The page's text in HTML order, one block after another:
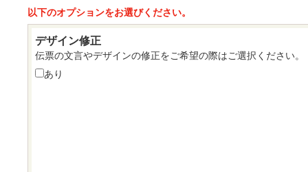
以下のオプションをお選びください。
デザイン修正
伝票の文言やデザインの修正をご希望の際はご選択ください。
あり